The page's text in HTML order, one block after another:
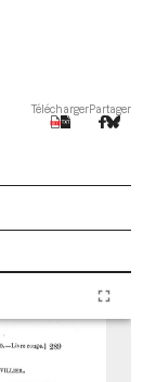
TéléchargerPartager